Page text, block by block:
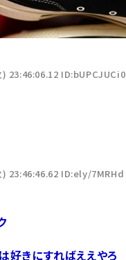
23:46:06.12 ID:bUPCJUCi0
23:46:46.62 ID:ely/7MRHd
好きにすればええやろ